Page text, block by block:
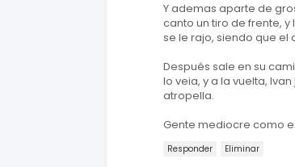
Y ademas aparte de
canto un tiro de frente,
se le rajo, siendo que
Después sale en su
lo veia, y a la vuelta,
atropella.
Gente mediocre como
Responder Eliminar